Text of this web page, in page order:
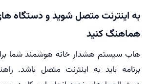
به اینترنت متصل شوید و دستگاه
هماهنگ کنید
هاب سیستم هشدار خانه هوشمند شما برای
برنامه باید به اینترنت متصل باشد.